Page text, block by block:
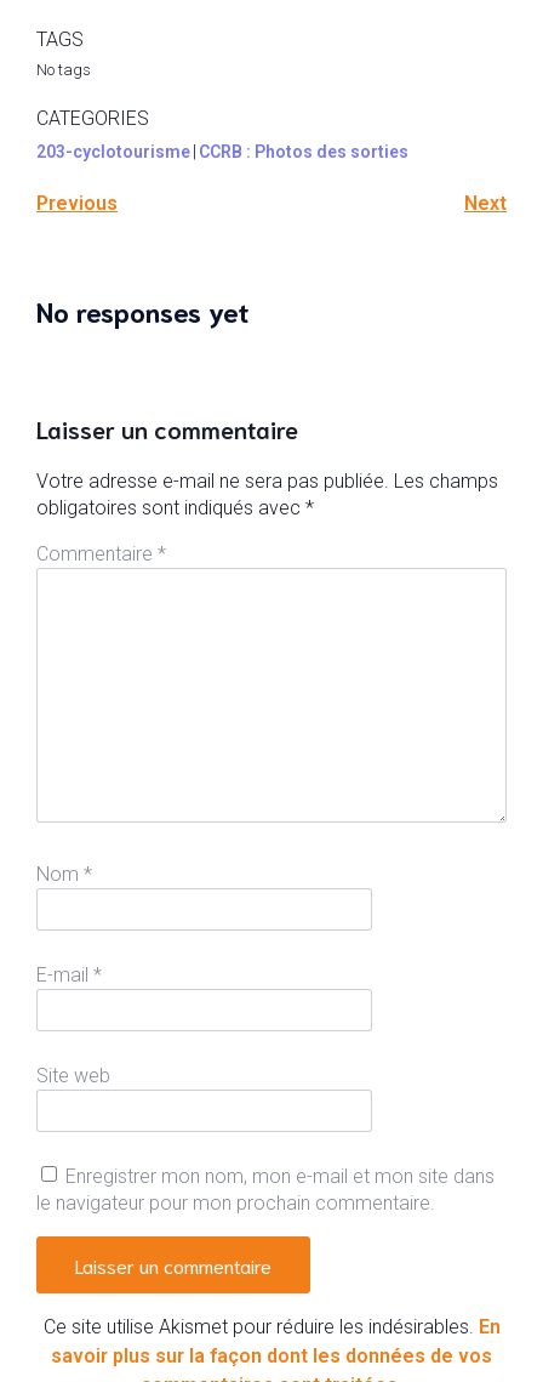
TAGS
No tags
CATEGORIES
203-cyclotourisme CCRB : Photos des sorties
Previous Next
No responses yet
Laisser un commentaire
Votre adresse e-mail ne sera pas publiée. Les champs
obligatoires sont indiqués avec *
Commentaire *
Nom *
E-mail *
Site web
Enregistrer mon nom, mon e-mail et mon site dans
le navigateur pour mon prochain commentaire.
Ce site utilise Akismet pour réduire les indésirables. En
savoir plus sur la façon dont les données de vos